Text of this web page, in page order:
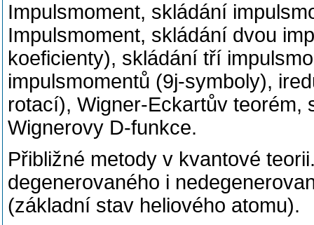
Impulsmoment, skládání
Impulsmoment, skládání dvou
koeficienty), skládání tří
impulsmomentů (9j-symboly),
rotací), Wigner-Eckartův teorém,
Wignerovy D-funkce.
Přibližné metody v kvantové
degenerovaného i
(základní stav heliového atomu).